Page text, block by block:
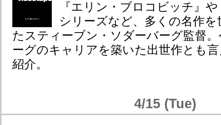
『エリン・ブロコビッチ』
シリーズなど、多くの名作
たスティーブン・ソダーバーグ監督
ーグのキャリアを築いた出世作とも
紹介。
4/15 (Tue)